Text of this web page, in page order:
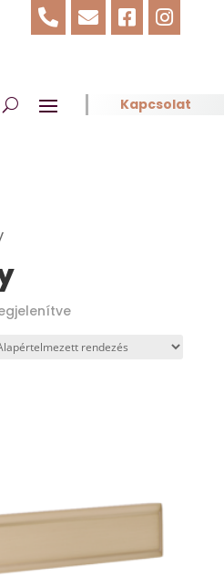
   
Kapcsolat